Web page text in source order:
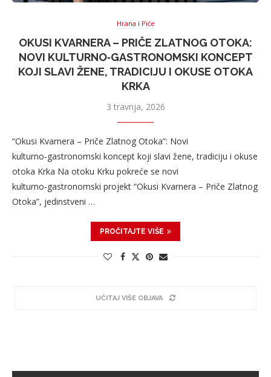
Hrana i Piće
OKUSI KVARNERA – PRIČE ZLATNOG OTOKA:
NOVI KULTURNO‑GASTRONOMSKI KONCEPT
KOJI SLAVI ŽENE, TRADICIJU I OKUSE OTOKA
KRKA
3 travnja, 2026
“Okusi Kvarnera – Priče Zlatnog Otoka”: Novi
kulturno‑gastronomski koncept koji slavi žene, tradiciju i okuse
otoka Krka Na otoku Krku pokreće se novi
kulturno‑gastronomski projekt “Okusi Kvarnera – Priče Zlatnog
Otoka”, jedinstveni …
PROČITAJTE VIŠE
UČITAJ VIŠE OBJAVA